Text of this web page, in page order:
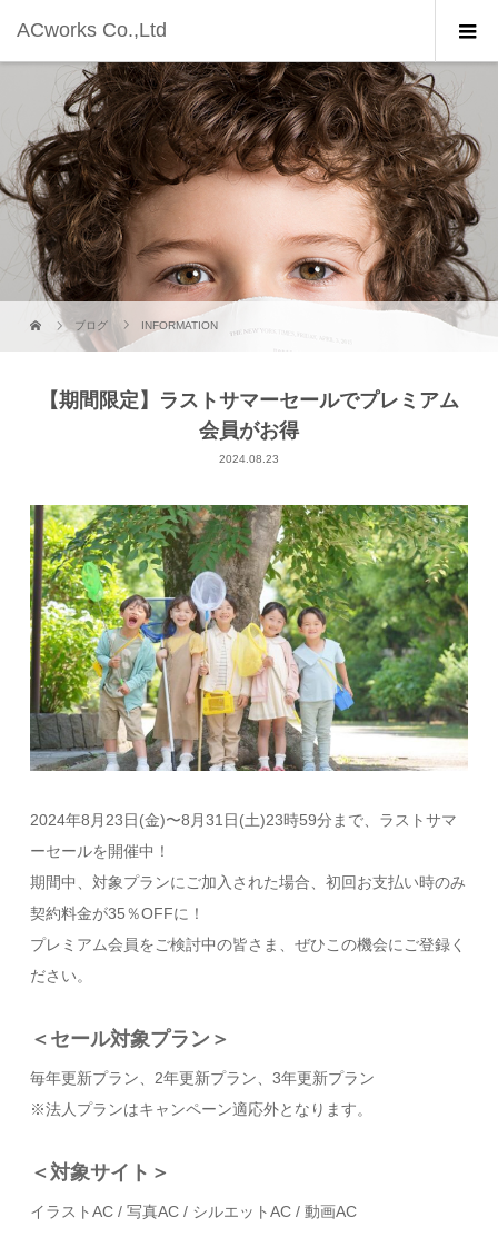
ACworks Co.,Ltd
ブログ INFORMATION
【期間限定】ラストサマーセールでプレミアム
会員がお得
2024.08.23
2024年8月23日(金)〜8月31日(土)23時59分まで、ラストサマ
ーセールを​開催中！
期間中、対象プランにご加入された場合、初回お支払い時のみ
契約料金が35％OFFに！
プレミアム会員をご検討中の皆さま、ぜひこの機会にご登録く
ださい。
＜セール対象プラン＞
毎年更新プラン、2年更新プラン、3年更新プラン
※法人プランはキャンペーン適応外となります。
＜対象サイト＞
イラストAC / 写真AC / シルエットAC / 動画AC